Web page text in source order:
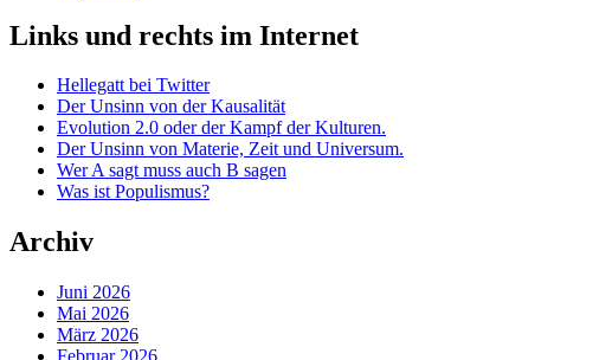
guten
Links und rechts im Internet
Hellegatt bei Twitter
Der Unsinn von der Kausalität
Evolution 2.0 oder der Kampf der Kulturen.
Der Unsinn von Materie, Zeit und Universum.
Wer A sagt muss auch B sagen
Was ist Populismus?
Archiv
Juni 2026
Mai 2026
März 2026